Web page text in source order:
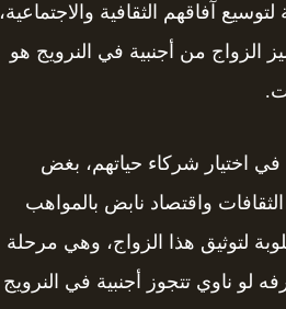
آفاقهم الثقافية والاجتماعية،
الزواج من أجنبية في النرويج هو
في اختيار شركاء حياتهم، بغض
واقتصاد نابض بالمواهب
لتوثيق هذا الزواج، وهي مرحلة
لو ناوي تتجوز أجنبية في النرويج